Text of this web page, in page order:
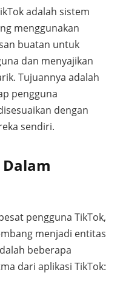
adalah sistem
menggunakan
buatan untuk
dan menyajikan
Tujuannya adalah
pengguna
dengan
sendiri.
pengguna TikTok,
menjadi entitas
beberapa
dari aplikasi TikTok: